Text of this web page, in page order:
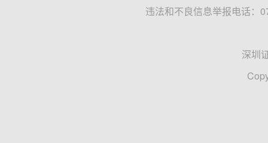
违法和不良信息举报电话：
深圳